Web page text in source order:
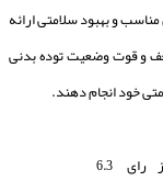
و بهبود سلامتی ارائه
و قوت وضعیت توده بدنی
خود انجام دهند.
رای 6.3